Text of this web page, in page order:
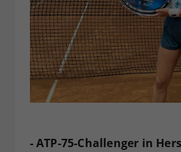
- ATP-75-Challenger in